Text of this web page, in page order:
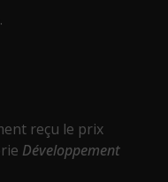
reçu le prix
Développement